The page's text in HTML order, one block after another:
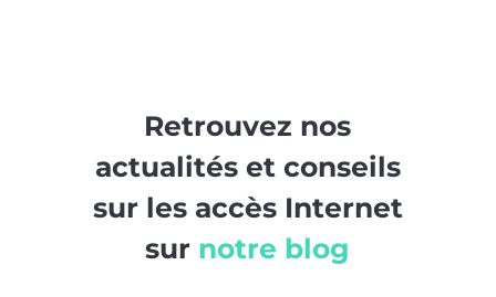
Retrouvez nos
actualités et conseils
sur les accès Internet
sur notre blog